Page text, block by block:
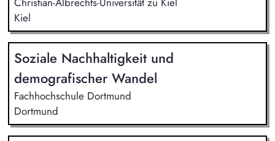
Kiel
Soziale Nachhaltigkeit und
demografischer Wandel
Fachhochschule Dortmund
Dortmund